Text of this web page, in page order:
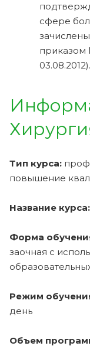
сфере
03.08.2012).
Тип курса:
повышение
Название курса:
Форма
заочная с
Режим
день
Объем